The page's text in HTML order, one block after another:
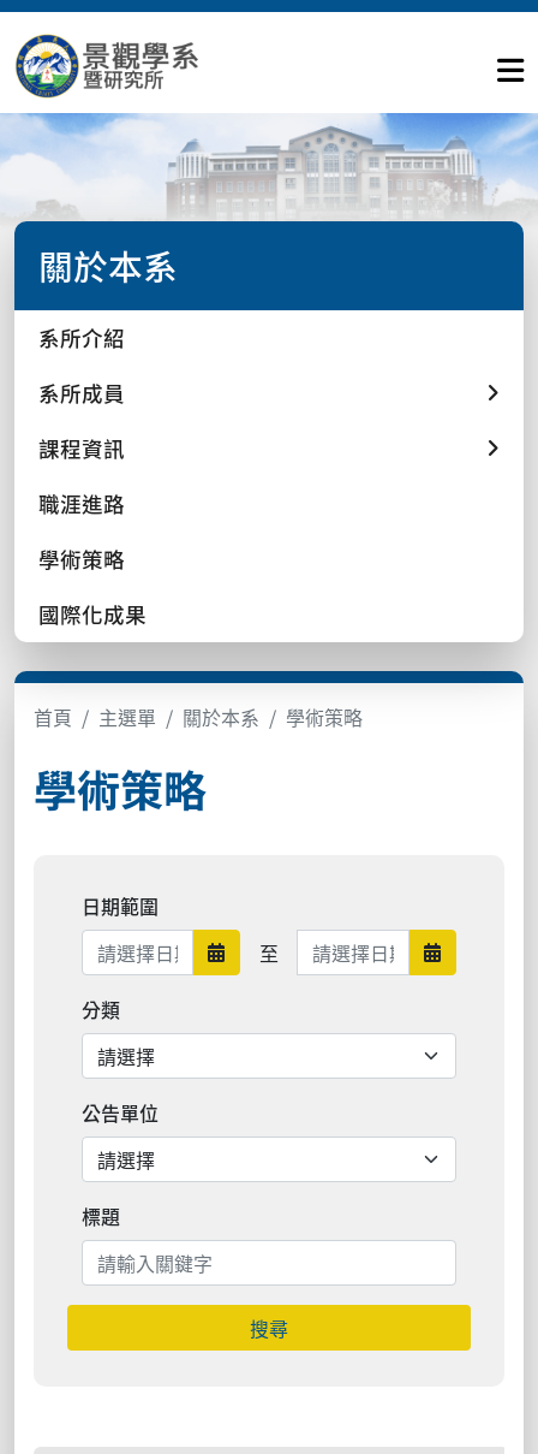
關於本系
系所介紹
系所成員
課程資訊
職涯進路
學術策略
國際化成果
首頁 主選單 關於本系 學術策略
學術策略
日期範圍
日期範圍開始
至 日期範圍結束 日期範圍
分類
公告單位
標題
搜尋